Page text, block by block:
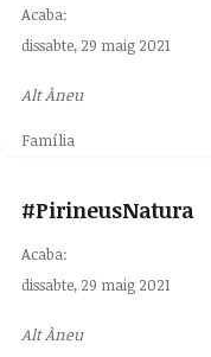
Acaba:
dissabte, 29 maig 2021
Alt Àneu
Família
#PirineusNatura
Acaba:
dissabte, 29 maig 2021
Alt Àneu